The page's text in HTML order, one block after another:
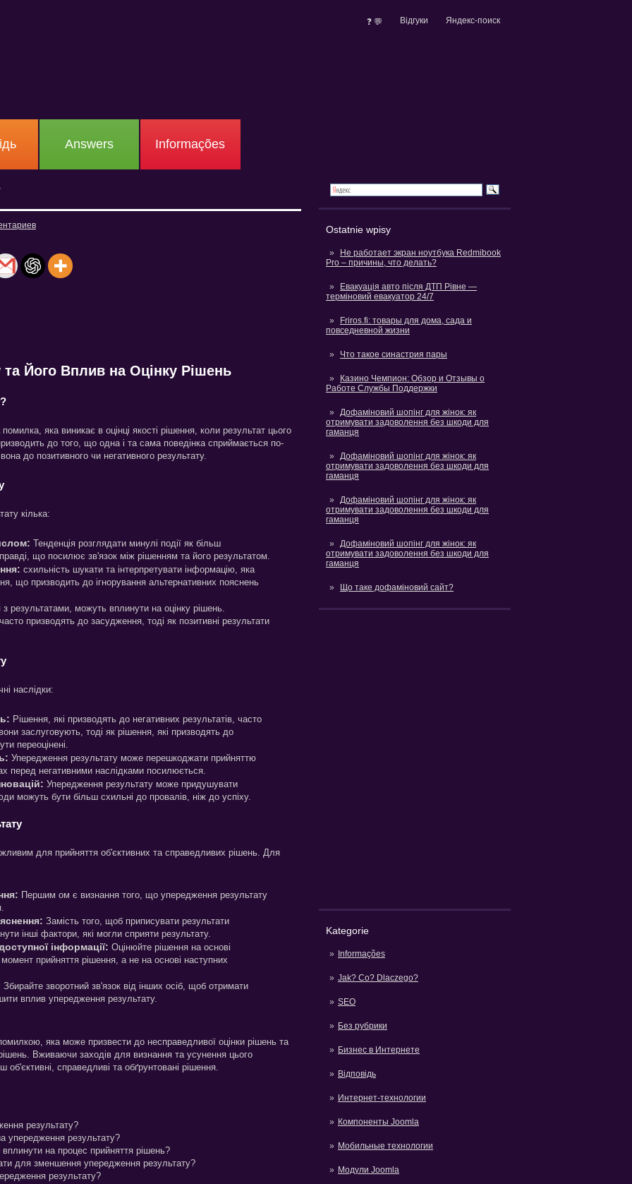
❓ 💬 Відгуки Яндекс-поиск
Answers Informações
Ostatnie wpisy
Не работает экран ноутбука Redmibook
Pro – причины, что делать?
Евакуація авто після ДТП Рівне —
терміновий евакуатор 24/7
Friros.fi: товары для дома, сада и
повседневной жизни
Что такое синастрия пары
Казино Чемпион: Обзор и Отзывы о
Работе Службы Поддержки
Дофаміновий шопінг для жінок: як
отримувати задоволення без шкоди для
гаманця
Дофаміновий шопінг для жінок: як
отримувати задоволення без шкоди для
гаманця
Дофаміновий шопінг для жінок: як
отримувати задоволення без шкоди для
гаманця
Дофаміновий шопінг для жінок: як
отримувати задоволення без шкоди для
гаманця
Що таке дофаміновий сайт?
Kategorie
Informações
Jak? Co? Dlaczego?
SEO
Без рубрики
Бизнес в Интернете
Відповідь
Интернет-технологии
Компоненты Joomla
Мобильные технологии
Модули Joomla
Його Вплив на Оцінку Рішень
яка виникає в оцінці якості рішення, коли результат цього
до того, що одна і та сама поведінка сприймається по-
до позитивного чи негативного результату.
кілька:
Тенденція розглядати минулі події як більш
що посилює зв'язок між рішенням та його результатом.
схильність шукати та інтерпретувати інформацію, яка
що призводить до ігнорування альтернативних пояснень
з результатами, можуть вплинути на оцінку рішень.
призводять до засудження, тоді як позитивні результати
наслідки:
Рішення, які призводять до негативних результатів, часто
заслуговують, тоді як рішення, які призводять до
переоцінені.
Упередження результату може перешкоджати прийняттю
перед негативними наслідками посилюється.
Упередження результату може придушувати
можуть бути більш схильні до провалів, ніж до успіху.
для прийняття об'єктивних та справедливих рішень. Для
Першим ом є визнання того, що упередження результату
Замість того, щоб приписувати результати
інші фактори, які могли сприяти результату.
інформації: Оцінюйте рішення на основі
прийняття рішення, а не на основі наступних
Збирайте зворотний зв'язок від інших осіб, щоб отримати
вплив упередження результату.
яка може призвести до несправедливої оцінки рішень та
Вживаючи заходів для визнання та усунення цього
справедливі та обґрунтовані рішення.
результату?
упередження результату?
на процес прийняття рішень?
для зменшення упередження результату?
результату?